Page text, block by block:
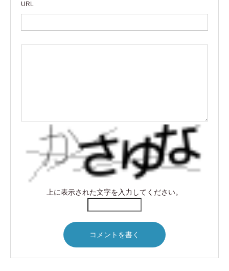
URL
上に表示された文字を入力してください。